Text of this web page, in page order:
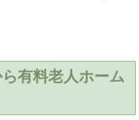
有料老人ホーム